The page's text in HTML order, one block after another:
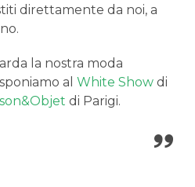
direttamente da noi, a
la nostra moda
al White Show di
di Parigi.